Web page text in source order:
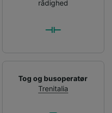
rådighed
Tog og busoperatør
Trenitalia